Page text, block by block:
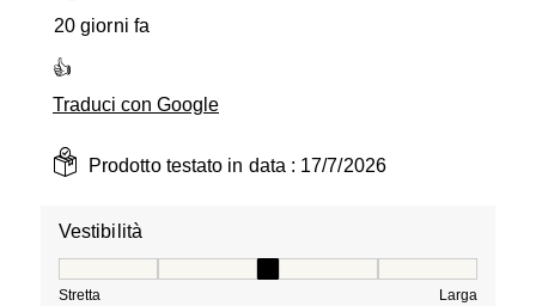
20 giorni fa
👍
Traduci con Google
Prodotto testato in data : 17/7/2026
Vestibilità
Stretta Larga